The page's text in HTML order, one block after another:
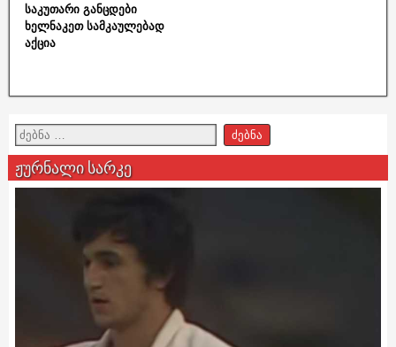
საკუთარი განცდები
ხელნაკეთ სამკაულებად
აქცია
ჟურნალი სარკე